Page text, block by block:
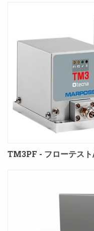
TM3PF - フローテス